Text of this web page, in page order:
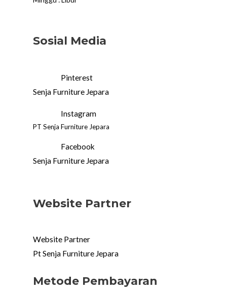
Sosial Media
Pinterest
Senja Furniture Jepara
Instagram
PT Senja Furniture Jepara
Facebook
Senja Furniture Jepara
Website Partner
Website Partner
Pt Senja Furniture Jepara
Metode Pembayaran